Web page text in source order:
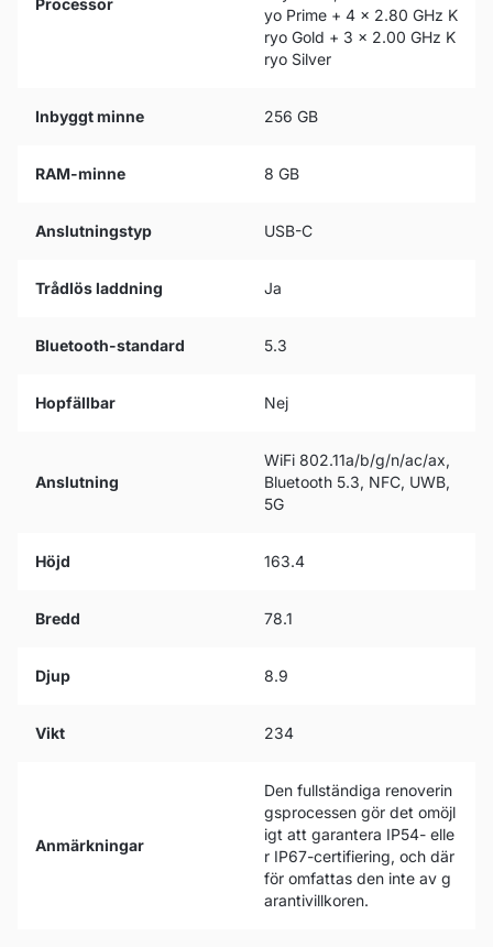
Processor
yo Prime + 4 x 2.80 GHz K
ryo Gold + 3 x 2.00 GHz K
ryo Silver
Inbyggt minne 256 GB
RAM-minne 8 GB
Anslutningstyp USB-C
Trådlös laddning Ja
Bluetooth-standard 5.3
Hopfällbar Nej
Anslutning
WiFi 802.11a/b/g/n/ac/ax,
Bluetooth 5.3, NFC, UWB,
5G
Höjd 163.4
Bredd 78.1
Djup 8.9
Vikt 234
Anmärkningar
Den fullständiga renoverin
gsprocessen gör det omöjl
igt att garantera IP54- elle
r IP67-certifiering, och där
för omfattas den inte av g
arantivillkoren.